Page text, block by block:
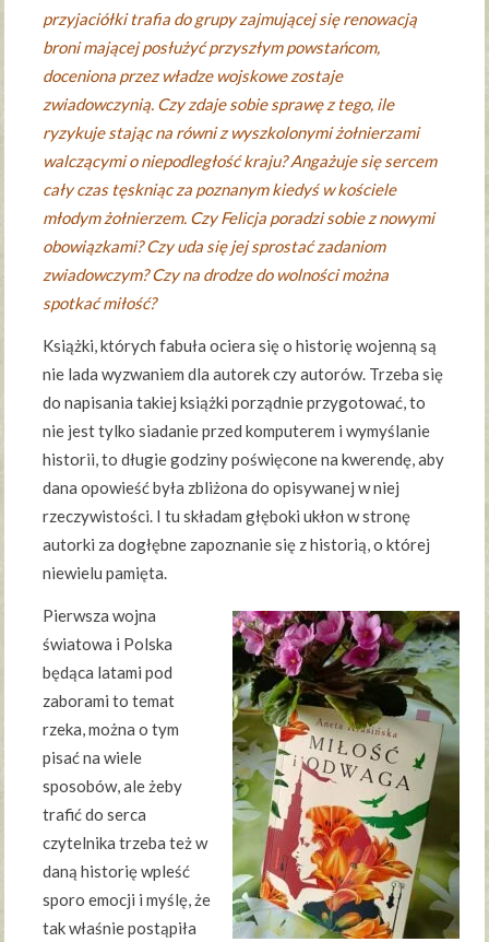
przyjaciółki trafia do grupy zajmującej się renowacją
broni mającej posłużyć przyszłym powstańcom,
doceniona przez władze wojskowe zostaje
zwiadowczynią. Czy zdaje sobie sprawę z tego, ile
ryzykuje stając na równi z wyszkolonymi żołnierzami
walczącymi o niepodległość kraju? Angażuje się sercem
cały czas tęskniąc za poznanym kiedyś w kościele
młodym żołnierzem. Czy Felicja poradzi sobie z nowymi
obowiązkami? Czy uda się jej sprostać zadaniom
zwiadowczym? Czy na drodze do wolności można
spotkać miłość?
Książki, których fabuła ociera się o historię wojenną są
nie lada wyzwaniem dla autorek czy autorów. Trzeba się
do napisania takiej książki porządnie przygotować, to
nie jest tylko siadanie przed komputerem i wymyślanie
historii, to długie godziny poświęcone na kwerendę, aby
dana opowieść była zbliżona do opisywanej w niej
rzeczywistości. I tu składam głęboki ukłon w stronę
autorki za dogłębne zapoznanie się z historią, o której
niewielu pamięta.
Pierwsza wojna
światowa i Polska
będąca latami pod
zaborami to temat
rzeka, można o tym
pisać na wiele
sposobów, ale żeby
trafić do serca
czytelnika trzeba też w
daną historię wpleść
sporo emocji i myślę, że
tak właśnie postąpiła